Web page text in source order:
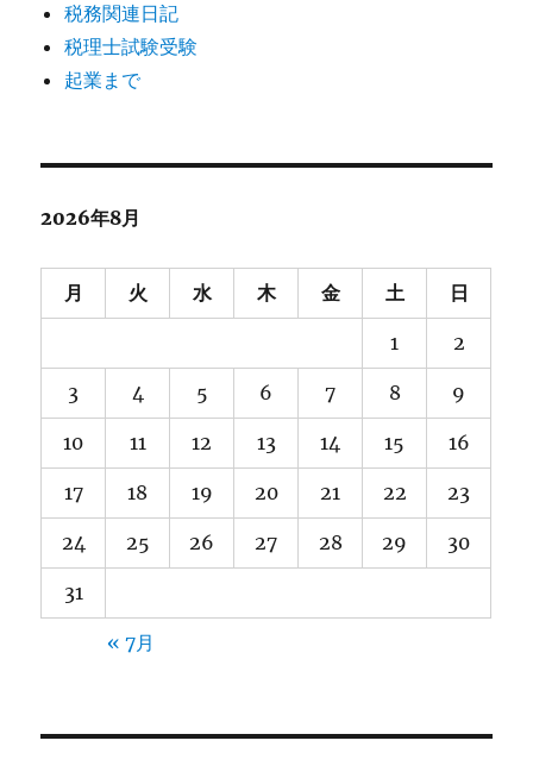
税務関連日記
税理士試験受験
起業まで
2026年8月
月 火 水 木 金 土 日
1 2
3 4 5 6 7 8 9
10 11 12 13 14 15 16
17 18 19 20 21 22 23
24 25 26 27 28 29 30
31
« 7月